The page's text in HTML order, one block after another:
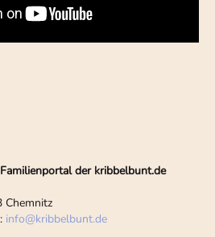
der kribbelbunt.de
Chemnitz
info@kribbelbunt.de